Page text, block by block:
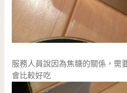
服務人員說因為焦糖的關係，需
會比較好吃